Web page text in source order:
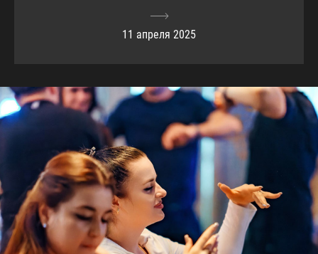
11 апреля 2025